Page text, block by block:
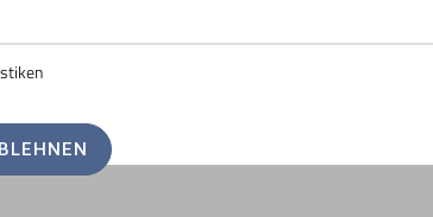
Wetter und die Lawinenlage nötig.